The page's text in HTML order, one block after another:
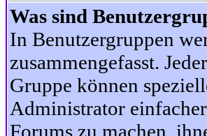
Was sind
In Benutzergruppen
zusammengefasst.
Gruppe können
Administrator
Forums zu machen,